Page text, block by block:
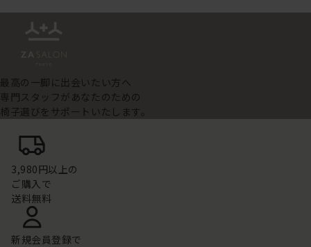
最高の一脚に出会いたい方へ
専門スタッフがあなたのための
椅子選びをサポートいたします。
3,980円以上の
ご購入で
送料無料
新規会員登録で